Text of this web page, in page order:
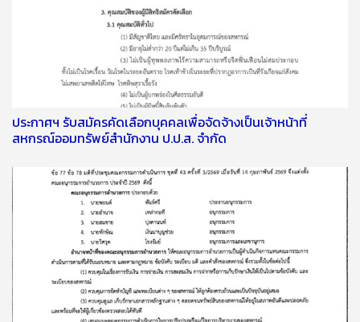
ประกาศฯ รับสมัครคัดเลือกบุคคลเพื่อจัดจ้างเป็นเจ้าหน้าที่
สหกรณ์ออมทรัพย์สำนักงาน ป.ป.ส. จำกัด